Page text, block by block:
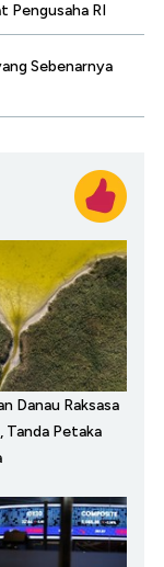
Pengusaha RI
Sebenarnya
Danau Raksasa
Tanda Petaka